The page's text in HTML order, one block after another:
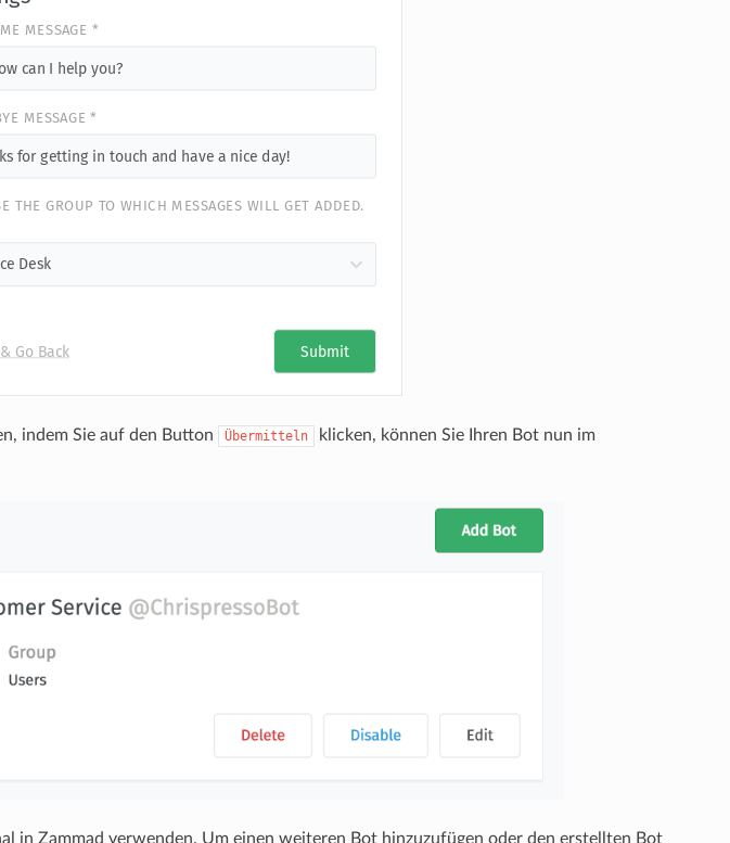
indem Sie auf den Button Übermitteln
klicken, können Sie Ihren Bot nun im
in Zammad verwenden. Um einen weiteren Bot hinzuzufügen oder den erstellten Bot